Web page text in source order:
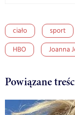
ciało sport
HBO
Joanna
Powiązane